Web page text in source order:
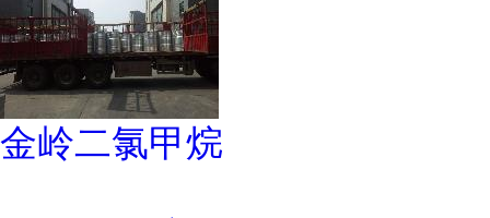
金岭二氯甲烷